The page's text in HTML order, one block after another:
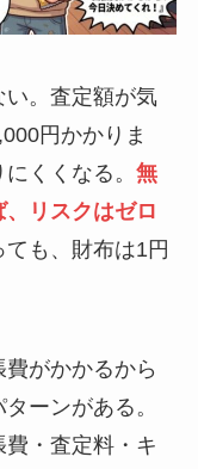
い。査定額が気
円かかりま
くくなる。 無
リスクはゼロ
も、財布は1円
がかかるから
ーンがある。
・査定料・キ